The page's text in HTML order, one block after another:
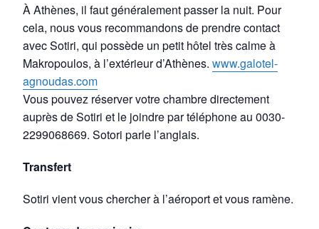
À Athènes, il faut généralement passer la nuit. Pour
cela, nous vous recommandons de prendre contact
avec Sotiri, qui possède un petit hôtel très calme à
Makropoulos, à l’extérieur d’Athènes. www.galotel-
agnoudas.com
Vous pouvez réserver votre chambre directement
auprès de Sotiri et le joindre par téléphone au 0030-
2299068669. Sotori parle l’anglais.
Transfert
Sotiri vient vous chercher à l’aéroport et vous ramène.